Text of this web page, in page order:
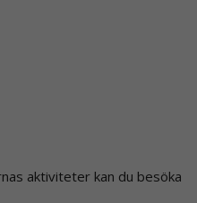
aktiviteter kan du besöka